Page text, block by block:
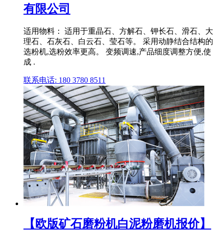
有限公司
适用物料： 适用于重晶石、方解石、钾长石、滑石、大
理石、石灰石、白云石、莹石等。 采用动静结合结构的
选粉机,选粉效率更高。 变频调速,产品细度调整方便,使
成 .
联系电话: 180 3780 8511
【欧版矿石磨粉机白泥粉磨机报价】